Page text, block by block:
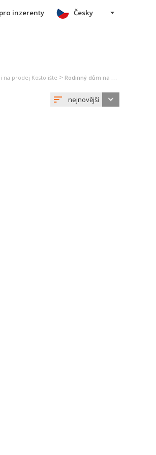
inzerenty Česky
na prodej Kostolište > Rodinný dům na prodej Kostolište
nejnovější